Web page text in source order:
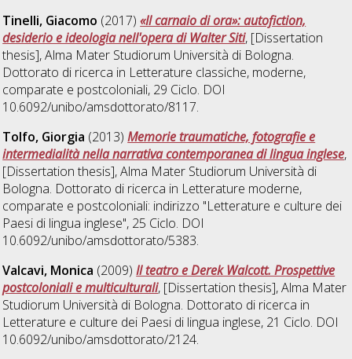
Tinelli, Giacomo (2017)«Il carnaio di ora»: autofiction,
desiderio e ideologia nell'opera di Walter Siti, [Dissertation
thesis], Alma Mater Studiorum Università di Bologna.
Dottorato di ricerca in Letterature classiche, moderne,
comparate e postcoloniali, 29 Ciclo. DOI
10.6092/unibo/amsdottorato/8117.
Tolfo, Giorgia (2013)Memorie traumatiche, fotografie e
intermedialità nella narrativa contemporanea di lingua inglese,
[Dissertation thesis], Alma Mater Studiorum Università di
Bologna. Dottorato di ricerca in Letterature moderne,
comparate e postcoloniali: indirizzo "Letterature e culture dei
Paesi di lingua inglese", 25 Ciclo. DOI
10.6092/unibo/amsdottorato/5383.
Valcavi, Monica (2009)Il teatro e Derek Walcott. Prospettive
postcoloniali e multiculturali, [Dissertation thesis], Alma Mater
Studiorum Università di Bologna. Dottorato di ricerca in
Letterature e culture dei Paesi di lingua inglese, 21 Ciclo. DOI
10.6092/unibo/amsdottorato/2124.